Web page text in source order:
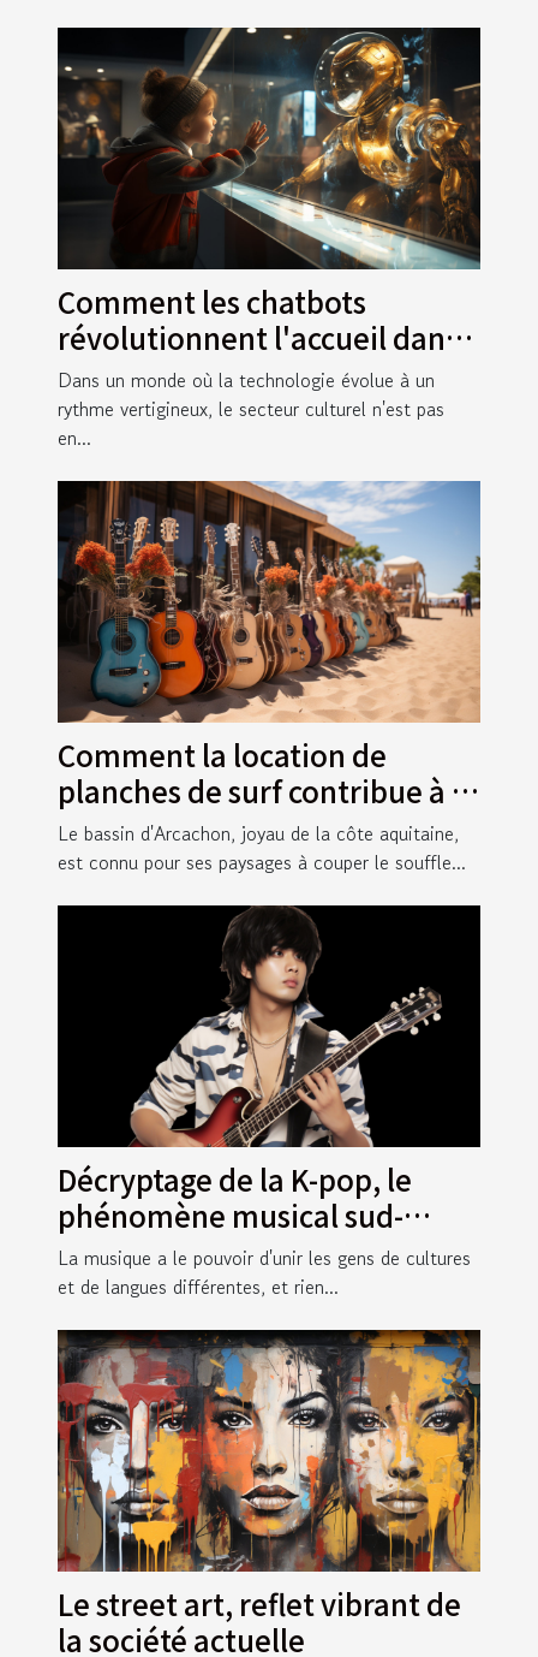
Comment les chatbots
révolutionnent l'accueil dans
les musées et galeries d'art
Dans un monde où la technologie évolue à un
rythme vertigineux, le secteur culturel n'est pas
en...
Comment la location de
planches de surf contribue à la
culture du surf sur le bassin
d'Arcachon
Le bassin d'Arcachon, joyau de la côte aquitaine,
est connu pour ses paysages à couper le souffle...
Décryptage de la K-pop, le
phénomène musical sud-
coréen
La musique a le pouvoir d'unir les gens de cultures
et de langues différentes, et rien...
Le street art, reflet vibrant de
la société actuelle